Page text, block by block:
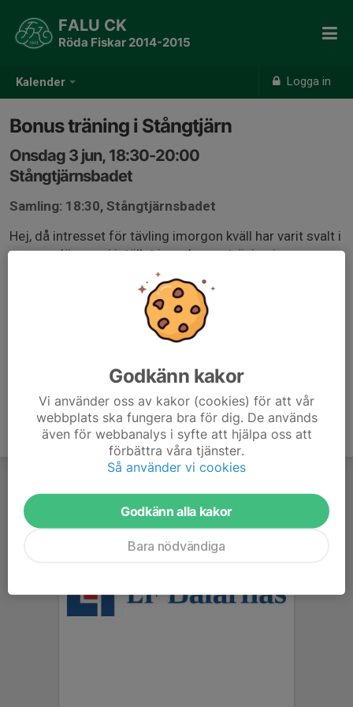
Kalender Logga in
FALU CK
Röda Fiskar 2014-2015
Bonus träning i Stångtjärn
Onsdag 3 jun, 18:30-20:00
Stångtjärnsbadet
Samling: 18:30, Stångtjärnsbadet
Hej, då intresset för tävling imorgon kväll har varit svalt i
gruppen lägger vi istället in en bonus träning i
Stångtjärn. Samlings tiden är 30min förskjuten alltså till
Så in och anmäl i appen om ni vill komma.
Godkänn kakor
Vi använder oss av kakor (cookies) för att vår
webbplats ska fungera bra för dig. De används
även för webbanalys i syfte att hjälpa oss att
förbättra våra tjänster.
Så använder vi cookies
Godkänn alla kakor
Bara nödvändiga